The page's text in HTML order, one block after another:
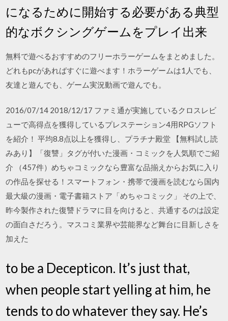
になるために開始する必要がある典型
的なボクシングゲームをプレイ出来
無料で遊べるおすすめのフリーホラーゲームをまとめました。
どれもpcがあればすぐに遊べます！ホラーゲームは1人でも、
友達と遊んでも、ゲーム実況動画で遊んでも。
2016/07/14 2018/12/17 ファミ通が実施しているクロスレビ
ューで高得点を獲得しているプレステーション4用RPGソフト
を紹介！ 平均8.8点以上を獲得し、プラチナ殿堂 【無料試し読
みあり】「復讐」タグが付いた漫画・コミックを人気順でご紹
介 （457件）めちゃコミックなら豊富な品揃えからお気に入り
の作品を探せる！スマートフォン・携帯で漫画を読むなら国内
最大級の漫画・電子書籍ストア「めちゃコミック」 その上で、
昨今製作された復讐ドラマに目を向けると、共通するのは設定
の面白さだろう。マスコミ業界や芸能界など舞台に目新しさを
加えた
to be a Decepticon. It’s just that,
when people start yelling at him, he
tends to do whatever they say. He’s